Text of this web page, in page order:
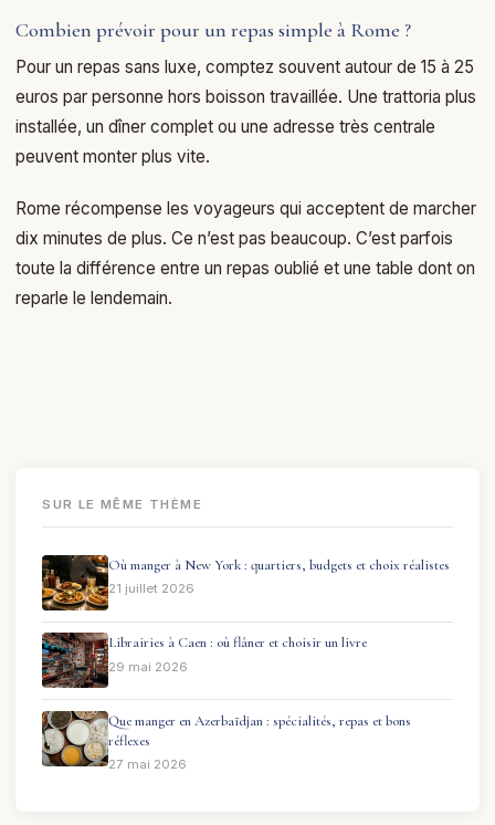
Combien prévoir pour un repas simple à Rome ?
Pour un repas sans luxe, comptez souvent autour de 15 à 25
euros par personne hors boisson travaillée. Une trattoria plus
installée, un dîner complet ou une adresse très centrale
peuvent monter plus vite.
Rome récompense les voyageurs qui acceptent de marcher
dix minutes de plus. Ce n’est pas beaucoup. C’est parfois
toute la différence entre un repas oublié et une table dont on
reparle le lendemain.
SUR LE MÊME THÈME
Où manger à New York : quartiers, budgets et choix réalistes
21 juillet 2026
Librairies à Caen : où flâner et choisir un livre
29 mai 2026
Que manger en Azerbaïdjan : spécialités, repas et bons
réflexes
27 mai 2026